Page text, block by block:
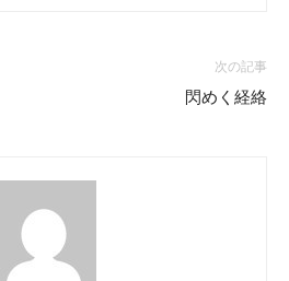
次の記事
閃めく経絡